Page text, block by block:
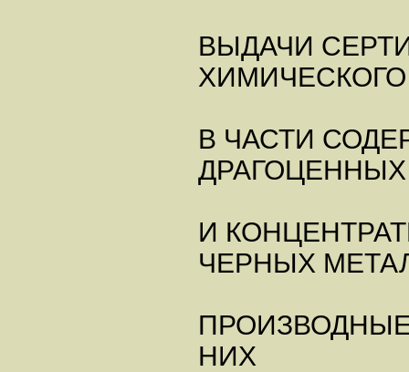
ВЫДАЧИ
В ЧАСТИ
И
ЧЕРНЫХ
НИХ